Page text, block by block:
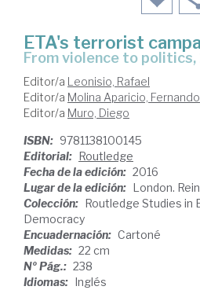
ETA's terrorist
from violence to
Editor/a Leonisio, Rafael
Editor/a Molina Aparicio, Fernando
Editor/a Muro, Diego
ISBN: 9781138100145
Editorial: Routledge
Fecha de la edición: 2016
Lugar de la edición: London.
Colección: Routledge Studies in
Democracy
Encuadernación: Cartoné
Medidas: 22 cm
Nº Pág.: 238
Idiomas: Inglés